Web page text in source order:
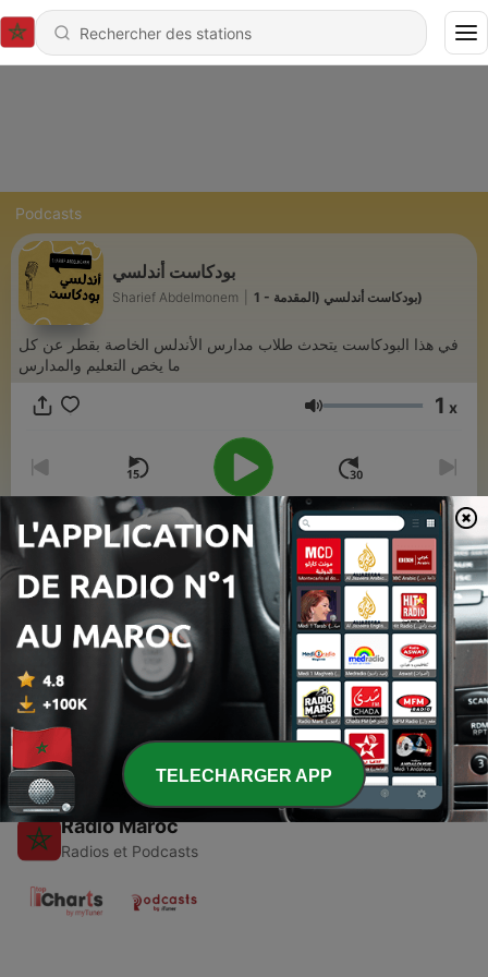
Podcasts
بودكاست أندلسي
Sharief Abdelmonem 1 - بودكاست أندلسي (المقدمة)
في هذا البودكاست يتحدث طلاب مدارس الأندلس الخاصة بقطر عن كل
ما يخص التعليم والمدارس
Volume 1 x
00:00
Épisodes
1 - بودكاست أندلسي (المقدمة)
08 avr. 2023
Radio Maroc
Radios et Podcasts
TELECHARGER APP